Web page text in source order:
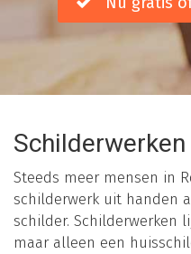
Steeds meer mensen in
schilderwerk uit handen
schilder. Schilderwerken
maar alleen een